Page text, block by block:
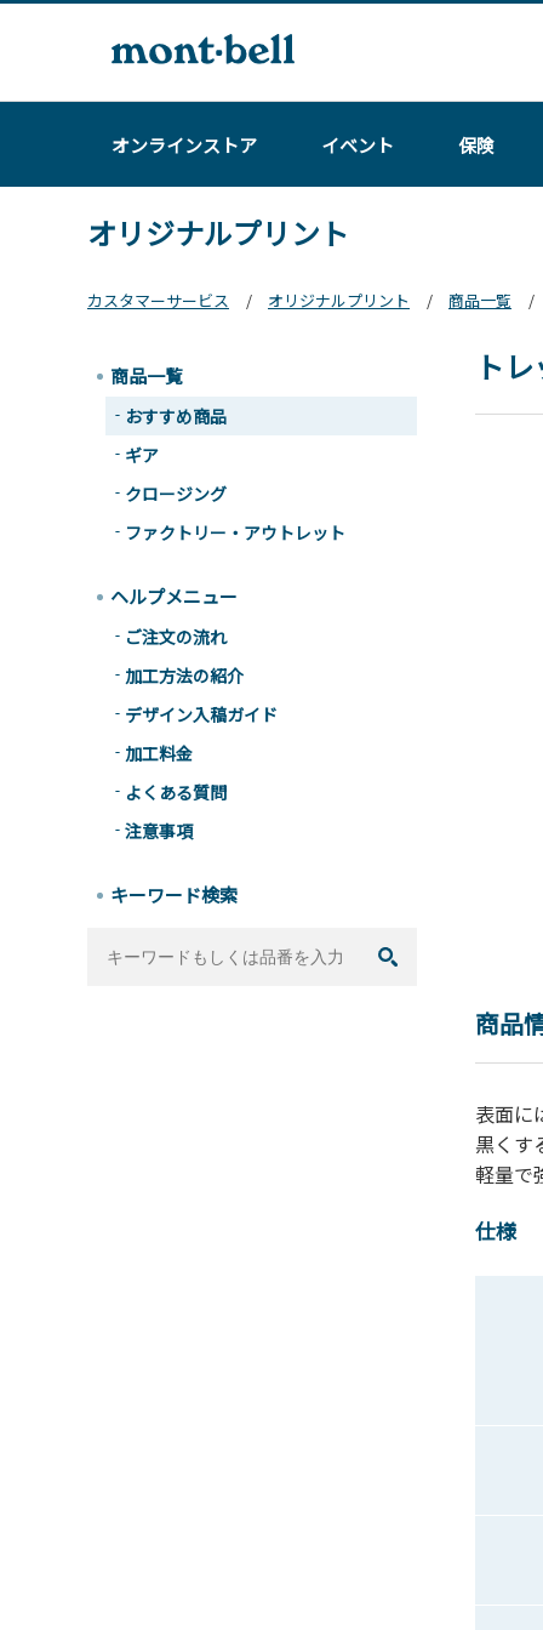
オンラインストア イベント 保険
オリジナルプリント
カスタマーサービス オリジナルプリント 商品一覧
ト
商品
表面に
黒くす
軽量で
仕様
商品一覧
おすすめ商品
ギア
クロージング
ファクトリー・アウトレット
ヘルプメニュー
ご注文の流れ
加工方法の紹介
デザイン入稿ガイド
加工料金
よくある質問
注意事項
キーワード検索